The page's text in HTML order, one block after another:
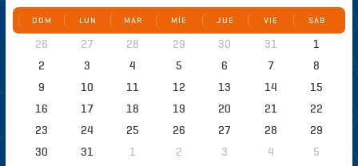
DOM LUN MAR MÍE JUE VIE SÁB
26 27 28 29 30 31
1
2
3 4 5 6 7
8
9
10 11 12 13 14
15
16
17 18 19 20 21
22
23
24 25 26 27 28
29
30
31 1 2 3 4 5